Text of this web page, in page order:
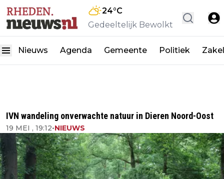
24°C
Gedeeltelijk Bewolkt
Nieuws Agenda Gemeente Politiek
IVN wandeling onverwachte natuur in Dieren Noord-Oost
19 MEI , 19:12•NIEUWS